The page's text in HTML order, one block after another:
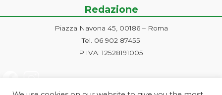
Redazione
Piazza Navona 45, 00186 – Roma
Tel. 06 902 87455
P.IVA: 12528191005